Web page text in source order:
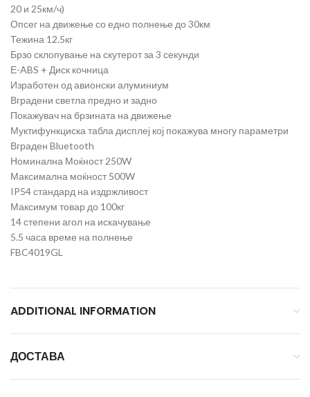
20 и 25км/ч)
Опсег на движење со едно полнење до 30км
Тежина 12.5кг
Брзо склопување на скутерот за 3 секунди
Е-ABS + Диск кочница
Изработен од авионски алуминиум
Вградени светла предно и задно
Покажувач на брзината на движење
Муктифункциска табла дисплеј кој покажува многу параметри
Вграден Bluetooth
Номинална Моќност 250W
Максимална моќност 500W
IP54 стандард на издржливост
Максимум товар до 100кг
14 степени агол на искачување
5.5 часа време на полнење
FBC4019GL
ADDITIONAL INFORMATION
ДОСТАВА